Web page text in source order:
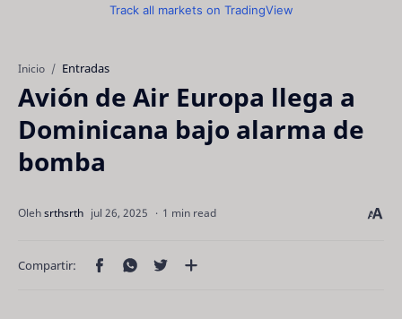
Track all markets on TradingView
Inicio Entradas
Avión de Air Europa llega a
Dominicana bajo alarma de
bomba
1 min read